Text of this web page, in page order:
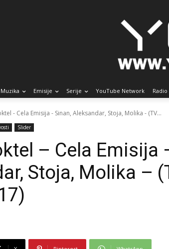
Emisije Serije YouTube Network Radio
- Cela Emisija - Sinan, Aleksandar, Stoja, Molika - (TV...
Slider
– Cela Emisija
Stoja, Molika –